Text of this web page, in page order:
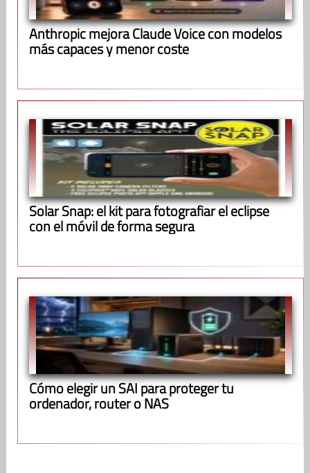
Anthropic mejora Claude Voice con modelos
más capaces y menor coste
Solar Snap: el kit para fotografiar el eclipse
con el móvil de forma segura
Cómo elegir un SAI para proteger tu
ordenador, router o NAS